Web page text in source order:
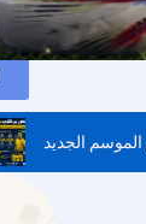
الموسم الجديد